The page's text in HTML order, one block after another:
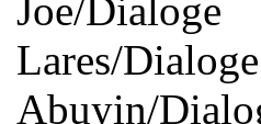
Joe/Dialoge
Lares/Dialoge
Abuyin/